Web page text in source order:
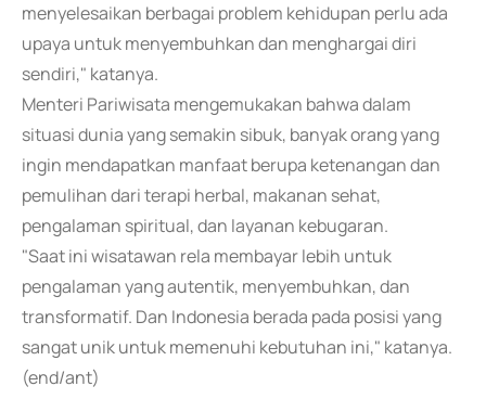
menyelesaikan berbagai problem kehidupan perlu ada
upaya untuk menyembuhkan dan menghargai diri
sendiri," katanya.
Menteri Pariwisata mengemukakan bahwa dalam
situasi dunia yang semakin sibuk, banyak orang yang
ingin mendapatkan manfaat berupa ketenangan dan
pemulihan dari terapi herbal, makanan sehat,
pengalaman spiritual, dan layanan kebugaran.
"Saat ini wisatawan rela membayar lebih untuk
pengalaman yang autentik, menyembuhkan, dan
transformatif. Dan Indonesia berada pada posisi yang
sangat unik untuk memenuhi kebutuhan ini," katanya.
(end/ant)